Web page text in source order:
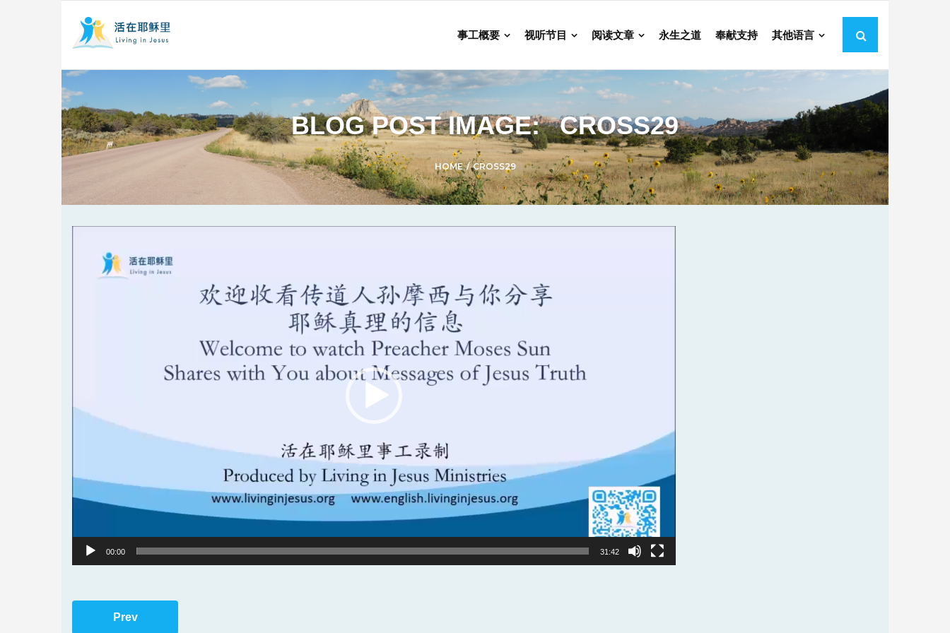
事工概要 视听节目 阅读文章 永生之道 奉献支持 其他语言
BLOG POST IMAGE: CROSS29
HOME/CROSS29
Player
00:00 31:42
Prev